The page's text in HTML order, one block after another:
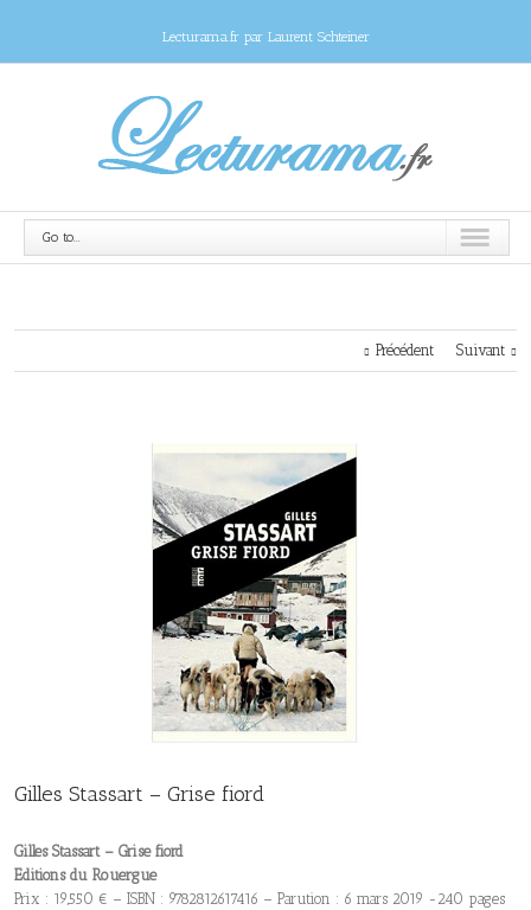
Lecturama.fr par Laurent Schteiner
Go to...
Précédent Suivant
Gilles Stassart – Grise fiord
Gilles Stassart – Grise fiord
Editions du Rouergue
Prix : 19,550 € – ISBN : 9782812617416 – Parution : 6 mars 2019 -240 pages